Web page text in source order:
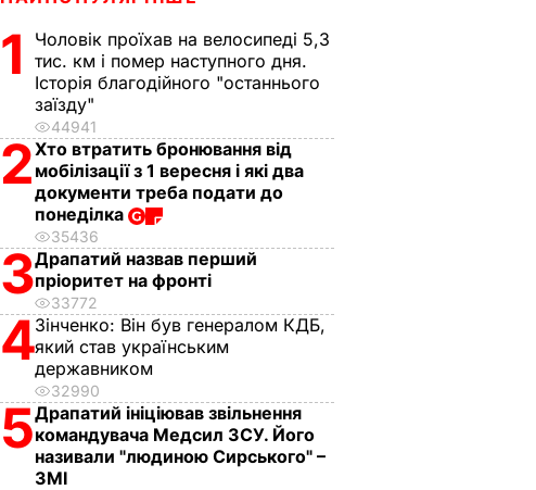
1
Чоловік проїхав на велосипеді 5,3
тис. км і помер наступного дня.
Історія благодійного "останнього
заїзду"
44941
2Хто втратить бронювання від
мобілізації з 1 вересня і які два
документи треба подати до
понеділка
35436
3Драпатий назвав перший
пріоритет на фронті
33772
4Зінченко: Він був генералом КДБ,
який став українським
державником
32990
5Драпатий ініціював звільнення
командувача Медсил ЗСУ. Його
називали "людиною Сирського" –
ЗМІ